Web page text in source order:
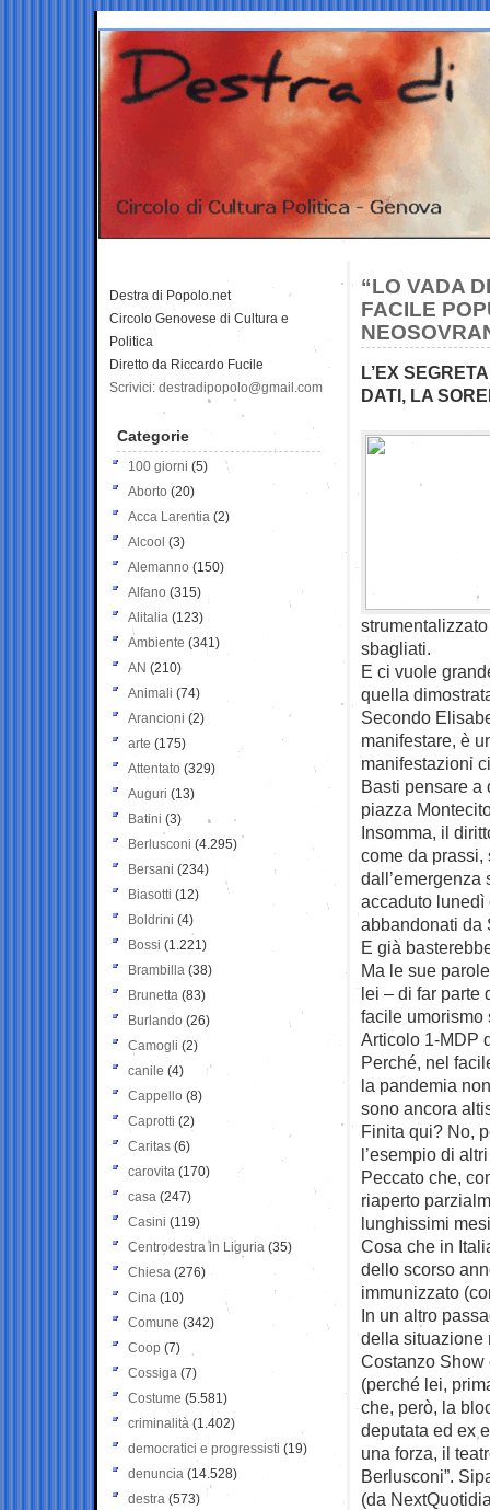
“LO VADA
FACILE
L’EX
DATI, LA
sbagliati.
E ci vuole
quella
Secondo
manifestare, è
manifestazioni
Basti pensare a
piazza
Insomma, il
come da prassi,
accaduto lunedì
abbandonati da
E già
Ma le sue
lei – di far parte
facile umorismo
Articolo 1-MDP
Perché, nel
la pandemia
sono ancora
Finita qui? No,
l’esempio di
Peccato che,
riaperto
lunghissimi
Cosa che in
dello scorso
immunizzato
In un altro
della situazione
Costanzo Show
(perché lei,
che, però, la
deputata ed ex
una forza, il
Berlusconi”.
(da
Destra di Popolo.net
Circolo Genovese di Cultura e
Politica
Diretto da Riccardo Fucile
Scrivici: destradipopolo@gmail.com
Categorie
100 giorni (5)
Aborto (20)
Acca Larentia (2)
Alcool (3)
Alemanno (150)
Alfano (315)
Alitalia (123)
Ambiente (341)
AN (210)
Animali (74)
Arancioni (2)
arte (175)
Attentato (329)
Auguri (13)
Batini (3)
Berlusconi (4.295)
Bersani (234)
Biasotti (12)
Boldrini (4)
Bossi (1.221)
Brambilla (38)
Brunetta (83)
Burlando (26)
Camogli (2)
canile (4)
Cappello (8)
Caprotti (2)
Caritas (6)
carovita (170)
casa (247)
Casini (119)
Centrodestra in Liguria (35)
Chiesa (276)
Cina (10)
Comune (342)
Coop (7)
Cossiga (7)
Costume (5.581)
criminalità (1.402)
democratici e progressisti (19)
denuncia (14.528)
destra (573)